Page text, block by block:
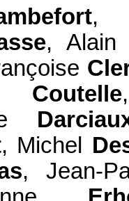
,
,
Coutelle
, Michel
, Jean-